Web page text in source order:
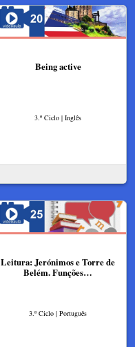
Being active
3.º Ciclo | Inglês
Leitura: Jerónimos e Torre de
Belém. Funções…
3.º Ciclo | Português